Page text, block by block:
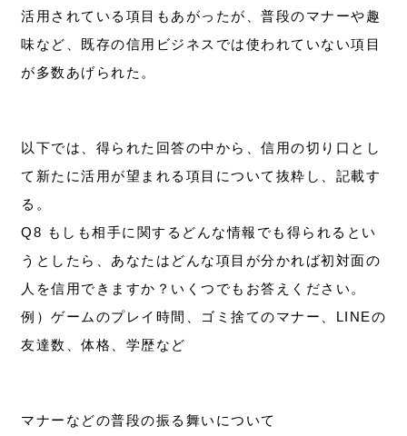
活用されている項目もあがったが、普段のマナーや趣
味など、既存の信用ビジネスでは使われていない項目
が多数あげられた。
以下では、得られた回答の中から、信用の切り口とし
て新たに活用が望まれる項目について抜粋し、記載す
る。
Q8 もしも相手に関するどんな情報でも得られるとい
うとしたら、あなたはどんな項目が分かれば初対面の
人を信用できますか？いくつでもお答えください。
例）ゲームのプレイ時間、ゴミ捨てのマナー、LINEの
友達数、体格、学歴など
マナーなどの普段の振る舞いについて